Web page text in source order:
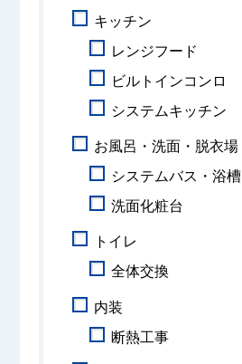
キッチン
レンジフード
ビルトインコンロ
システムキッチン
お風呂・洗面・脱衣場
システムバス・浴槽
洗面化粧台
トイレ
全体交換
内装
断熱工事